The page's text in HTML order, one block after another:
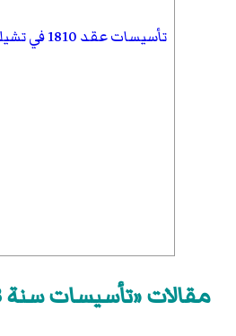
تأسيسات عقد 1810 في تشيلي
مقالات «تأسيسات سنة 1818 في تشيلي»